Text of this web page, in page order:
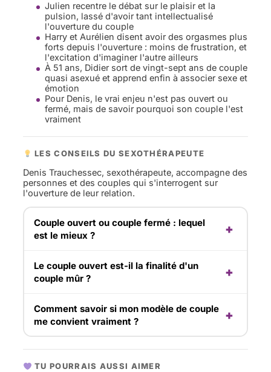
Julien recentre le débat sur le plaisir et la
pulsion, lassé d'avoir tant intellectualisé
l'ouverture du couple
Harry et Aurélien disent avoir des orgasmes plus
forts depuis l'ouverture : moins de frustration, et
l'excitation d'imaginer l'autre ailleurs
À 51 ans, Didier sort de vingt-sept ans de couple
quasi asexué et apprend enfin à associer sexe et
émotion
Pour Denis, le vrai enjeu n'est pas ouvert ou
fermé, mais de savoir pourquoi son couple l'est
vraiment
LES CONSEILS DU SEXOTHÉRAPEUTE
Denis Trauchessec, sexothérapeute, accompagne des
personnes et des couples qui s'interrogent sur
l'ouverture de leur relation.
Couple ouvert ou couple fermé : lequel
est le mieux ?
Le couple ouvert est-il la finalité d'un
couple mûr ?
Comment savoir si mon modèle de couple
me convient vraiment ?
TU POURRAIS AUSSI AIMER